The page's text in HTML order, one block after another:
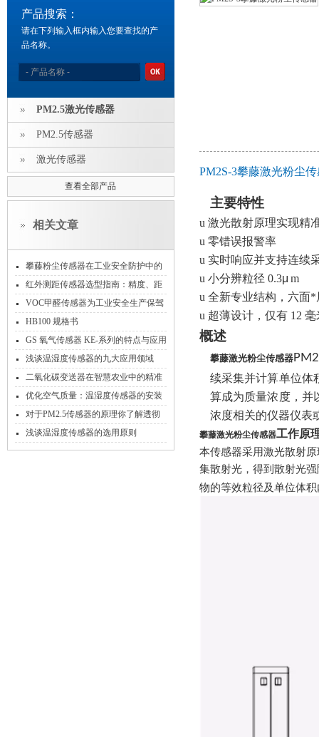
产品搜索：
请在下列输入框内输入您要查找的产
品名称。
PM2.5激光传感器
PM2.5传感器
激光传感器
查看全部产品
相关文章
攀藤粉尘传感器在工业安全防护中的
应用实践
红外测距传感器选型指南：精度、距
离与环境适配
VOC甲醛传感器为工业安全生产保驾
护航
HB100 规格书
GS 氧气传感器 KE-系列的特点与应用
浅谈温湿度传感器的九大应用领域
二氧化碳变送器在智慧农业中的精准
控温控湿实践
优化空气质量：温湿度传感器的安装
位置与方法
对于PM2.5传感器的原理你了解透彻
了吗？
浅谈温湿度传感器的选用原则
PM2S-3攀藤激光粉尘
主要特性
u 激光散射原理实现精
u 零错误报警率
u 实时响应并支持连续
u 小分辨粒径 0.3μ m
u 全新专业结构，六面
u 超薄设计，仅有 12 毫
概述
攀藤激光粉尘传感器
续采集并计算单位体
算成为质量浓度，并
浓度相关的仪器仪表
攀藤激光粉尘传感器工作原
本传感器采用激光散射
集散射光，得到散射光
物的等效粒径及单位体